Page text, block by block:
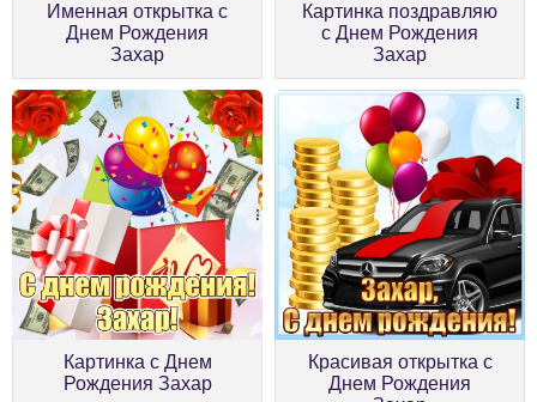
Именная открытка с
Днем Рождения
Захар
Картинка поздравляю
с Днем Рождения
Захар
Картинка с Днем
Рождения Захар
Красивая открытка с
Днем Рождения